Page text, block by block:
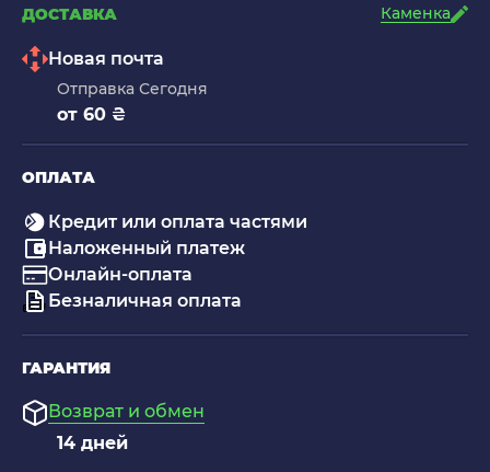
ДОСТАВКА Каменка
Новая почта
Отправка Сегодня
от 60 ₴
ОПЛАТА
Кредит или оплата частями
Наложенный платеж
Онлайн-оплата
Безналичная оплата
ГАРАНТИЯ
Возврат и обмен
14 дней